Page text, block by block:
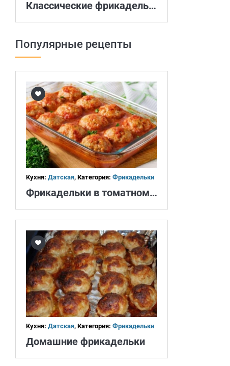
Классические фрикадельки
Популярные рецепты
Кухня: Датская, Категория: Фрикадельки
Фрикадельки в томатном соусе
Кухня: Датская, Категория: Фрикадельки
Домашние фрикадельки